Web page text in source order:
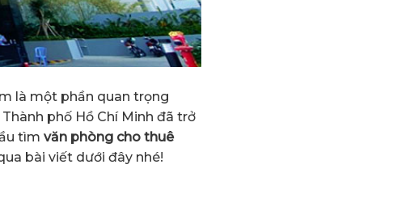
là một phần quan trọng
phố Hồ Chí Minh đã trở
tìm văn phòng cho thuê
bài viết dưới đây nhé!